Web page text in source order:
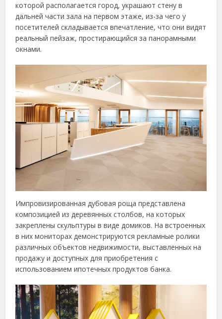
которой располагается город, украшают стену в
дальней части зала на первом этаже, из-за чего у
посетителей складывается впечатление, что они видят
реальный пейзаж, простирающийся за панорамными
окнами.
Импровизированная дубовая роща представлена
композицией из деревянных столбов, на которых
закреплены скульптуры в виде домиков. На встроенных
в них мониторах демонстрируются рекламные ролики
различных объектов недвижимости, выставленных на
продажу и доступных для приобретения с
использованием ипотечных продуктов банка.